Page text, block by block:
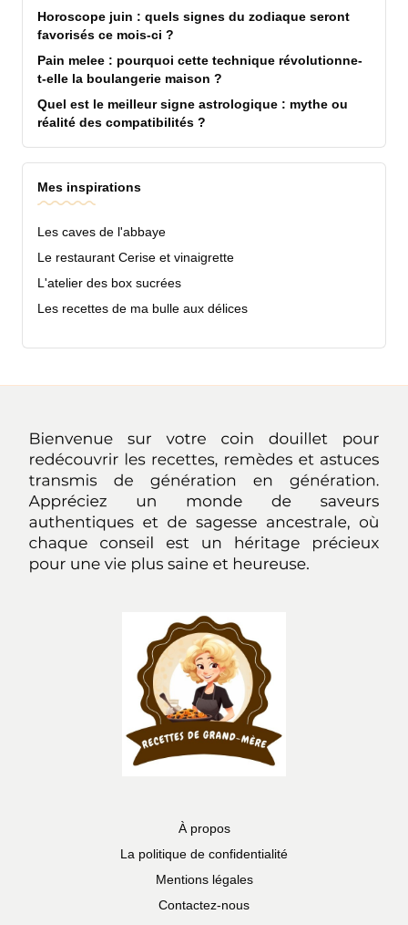
Horoscope juin : quels signes du zodiaque seront
favorisés ce mois-ci ?
Pain melee : pourquoi cette technique révolutionne-
t-elle la boulangerie maison ?
Quel est le meilleur signe astrologique : mythe ou
réalité des compatibilités ?
Mes inspirations
Les caves de l'abbaye
Le restaurant Cerise et vinaigrette
L'atelier des box sucrées
Les recettes de ma bulle aux délices
À propos
La politique de confidentialité
Mentions légales
Contactez-nous